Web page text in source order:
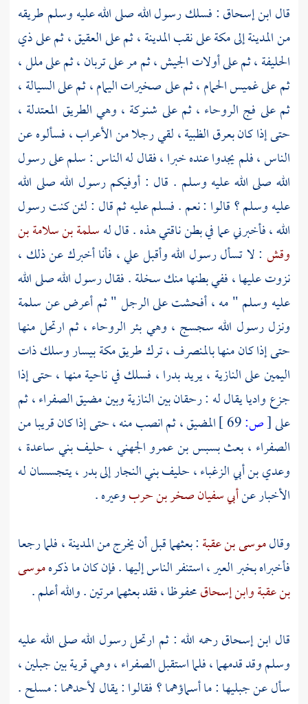
قالابن إسحاق: فسلك رسول الله صلى الله عليه وسلم طريقه
منالمدينةإلىمكةعلى نقبالمدينة، ثم علىالعقيق، ثم علىذي
الحليفة، ثم على أولات الجيش ، ثم مر علىتربان، ثم علىملل،
ثم علىغميس الحمام، ثم علىصخيرات اليمام، ثم علىالسيالة،
ثم على فج الروحاء ، ثم على شنوكة ، وهي الطريق المعتدلة ،
حتى إذا كانبعرق الظبية، لقي رجلا من الأعراب ، فسألوه عن
الناس ، فلم يجدوا عنده خبرا ، فقال له الناس : سلم على رسول
الله صلى الله عليه وسلم . قال : أوفيكم رسول الله صلى الله
عليه وسلم ؟ قالوا : نعم . فسلم عليه ثم قال : لئن كنت رسول
الله ، فأخبرني عما في بطن ناقتي هذه . قال لهسلمة بن سلامة بن
وقش : لا تسأل رسول الله وأقبل علي ، فأنا أخبرك عن ذلك ،
نزوت عليها ، ففي بطنها منك سخلة . فقال رسول الله صلى الله
عليه وسلم " مه ، أفحشت على الرجل " ثم أعرض عنسلمة
ونزل رسول اللهسجسج ، وهيبئر الروحاء ، ثم ارتحل منها
حتى إذا كان منهابالمنصرف، ترك طريقمكةبيسار وسلك ذات
اليمين علىالنازية ، يريدبدرا، فسلك في ناحية منها ، حتى إذا
جزع واديا يقال له :رحقانبينالنازيةوبينمضيق الصفراء، ثم
على[ص:
المضيق ، ثم انصب منه ، حتى إذا كان قريبا من
الصفراء ، بعثبسبس بن عمرو الجهني، حليفبني ساعدة ،
وعدي بن أبي الزغباء، حليفبني النجارإلىبدر، يتجسسان له
الأخبار عنأبي سفيان صخر بن حربوعيره .
وقالموسى بن عقبة: بعثهما قبل أن يخرج منالمدينة، فلما رجعا
فأخبراه بخبر العير ، استنفر الناس إليها . فإن كان ما ذكرهموسى
بن عقبةوابن إسحاقمحفوظا ، فقد بعثهما مرتين . والله أعلم .
قال ابن إسحاقرحمه الله : ثم ارتحل رسول الله صلى الله عليه
وسلم وقد قدمهما ، فلما استقبلالصفراء، وهي قرية بين جبلين ،
سأل عن جبليها : ما أسماؤهما ؟ فقالوا : يقال لأحدهما :مسلح.